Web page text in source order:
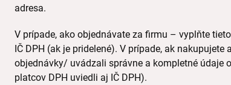
adresa.
V prípade, ako objednávate za firmu – vyplňte
IČ DPH (ak je pridelené). V prípade, ak
objednávky/ uvádzali správne a kompletné údaje
platcov DPH uviedli aj IČ DPH).